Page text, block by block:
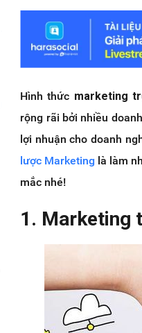
Hình thức marketing
rộng rãi bởi nhiều
lợi nhuận cho doanh
lược Marketing là làm
mắc nhé!
1. Marketing